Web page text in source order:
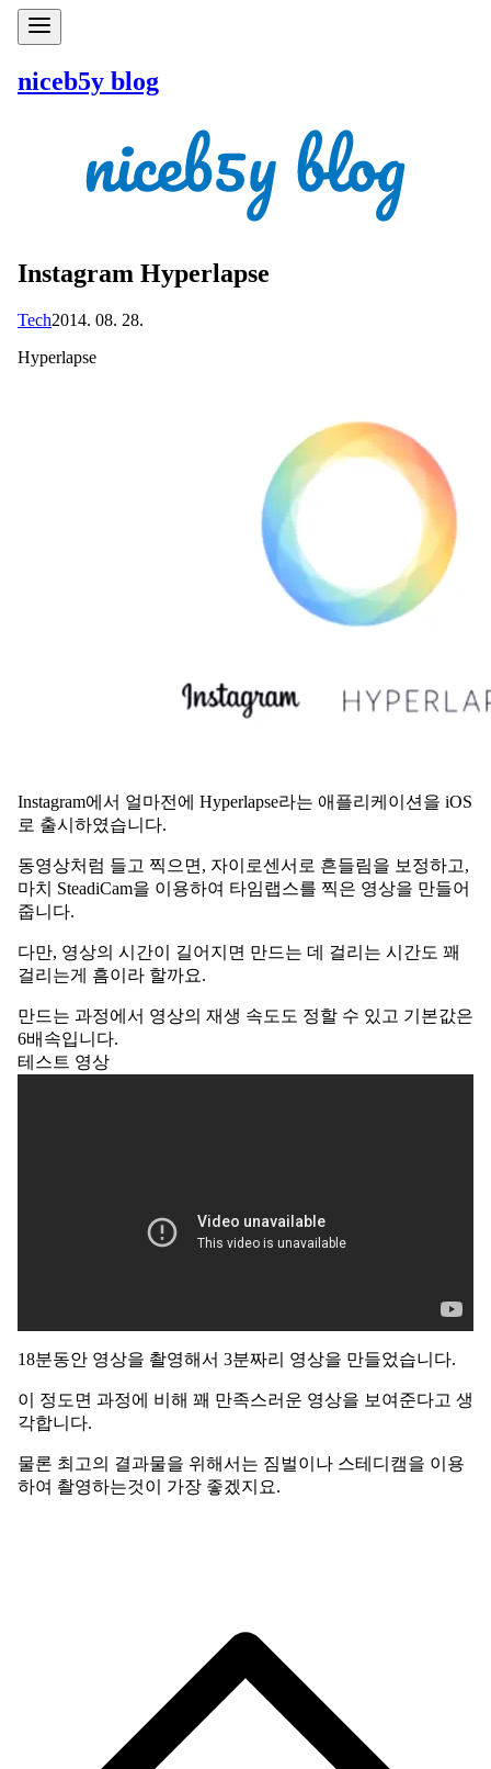
niceb5y blog
Instagram Hyperlapse
Tech2014. 08. 28.
Hyperlapse
Instagram에서 얼마전에 Hyperlapse라는 애플리케이션을 iOS
로 출시하였습니다.
동영상처럼 들고 찍으면, 자이로센서로 흔들림을 보정하고,
마치 SteadiCam을 이용하여 타임랩스를 찍은 영상을 만들어
줍니다.
다만, 영상의 시간이 길어지면 만드는 데 걸리는 시간도 꽤
걸리는게 흠이라 할까요.
만드는 과정에서 영상의 재생 속도도 정할 수 있고 기본값은
6배속입니다.
테스트 영상
18분동안 영상을 촬영해서 3분짜리 영상을 만들었습니다.
이 정도면 과정에 비해 꽤 만족스러운 영상을 보여준다고 생
각합니다.
물론 최고의 결과물을 위해서는 짐벌이나 스테디캠을 이용
하여 촬영하는것이 가장 좋겠지요.